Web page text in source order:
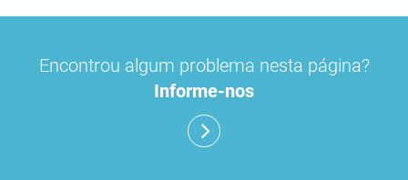
Encontrou algum problema nesta página?
Informe-nos